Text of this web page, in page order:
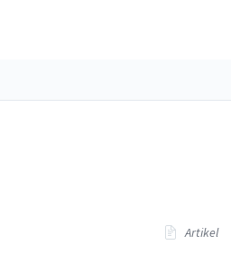
Artikel